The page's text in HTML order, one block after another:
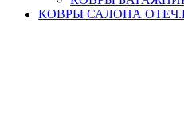
КОВРЫ САЛОНА